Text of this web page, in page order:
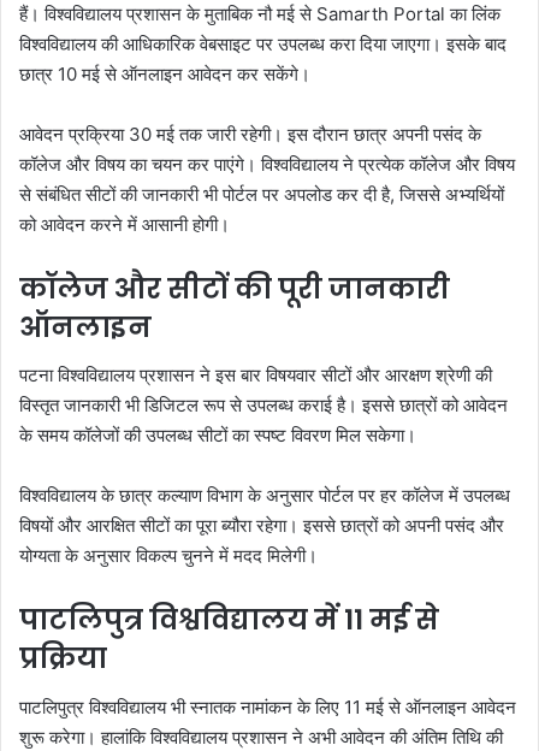
हैं। विश्वविद्यालय प्रशासन के मुताबिक नौ मई से Samarth Portal का लिंक
विश्वविद्यालय की आधिकारिक वेबसाइट पर उपलब्ध करा दिया जाएगा। इसके बाद
छात्र 10 मई से ऑनलाइन आवेदन कर सकेंगे।
आवेदन प्रक्रिया 30 मई तक जारी रहेगी। इस दौरान छात्र अपनी पसंद के
कॉलेज और विषय का चयन कर पाएंगे। विश्वविद्यालय ने प्रत्येक कॉलेज और विषय
से संबंधित सीटों की जानकारी भी पोर्टल पर अपलोड कर दी है, जिससे अभ्यर्थियों
को आवेदन करने में आसानी होगी।
कॉलेज और सीटों की पूरी जानकारी
ऑनलाइन
पटना विश्वविद्यालय प्रशासन ने इस बार विषयवार सीटों और आरक्षण श्रेणी की
विस्तृत जानकारी भी डिजिटल रूप से उपलब्ध कराई है। इससे छात्रों को आवेदन
के समय कॉलेजों की उपलब्ध सीटों का स्पष्ट विवरण मिल सकेगा।
विश्वविद्यालय के छात्र कल्याण विभाग के अनुसार पोर्टल पर हर कॉलेज में उपलब्ध
विषयों और आरक्षित सीटों का पूरा ब्यौरा रहेगा। इससे छात्रों को अपनी पसंद और
योग्यता के अनुसार विकल्प चुनने में मदद मिलेगी।
पाटलिपुत्र विश्वविद्यालय में 11 मई से
प्रक्रिया
पाटलिपुत्र विश्वविद्यालय भी स्नातक नामांकन के लिए 11 मई से ऑनलाइन आवेदन
शुरू करेगा। हालांकि विश्वविद्यालय प्रशासन ने अभी आवेदन की अंतिम तिथि की